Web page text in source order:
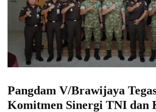
Pangdam V/Brawijaya
Komitmen Sinergi TNI dan